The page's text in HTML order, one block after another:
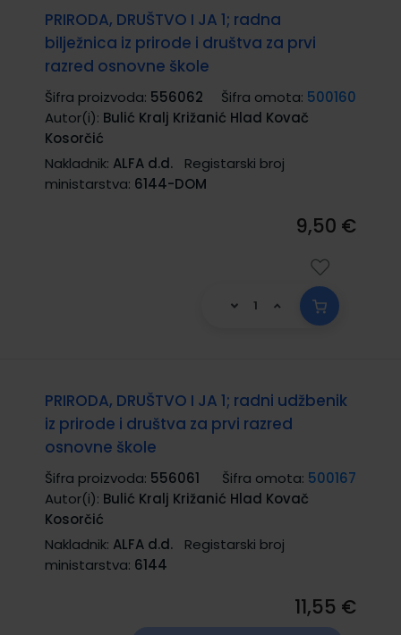
PRIRODA, DRUŠTVO I JA 1; radna
bilježnica iz prirode i društva za prvi
razred osnovne škole
Šifra proizvoda: 556062 Šifra omota: 500160
Autor(i): Bulić Kralj Križanić Hlad Kovač
Kosorčić
Nakladnik: ALFA d.d.
Registarski broj
ministarstva: 6144-DOM
9,50 €
PRIRODA, DRUŠTVO I JA 1; radni udžbenik
iz prirode i društva za prvi razred
osnovne škole
Šifra proizvoda: 556061 Šifra omota: 500167
Autor(i): Bulić Kralj Križanić Hlad Kovač
Kosorčić
Nakladnik: ALFA d.d.
Registarski broj
ministarstva: 6144
11,55 €